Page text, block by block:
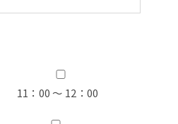
11：00 ～ 12：00